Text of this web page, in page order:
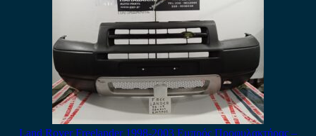
Land Rover Freelander 1998-2003 Εμπρός Προφυλακτήρας –